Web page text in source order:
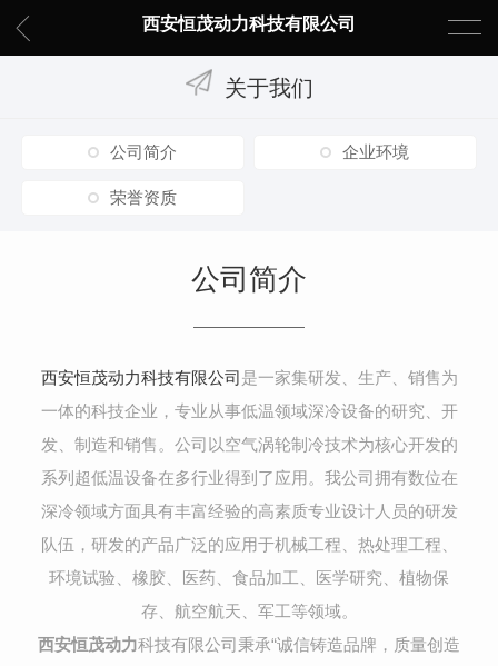
西安恒茂动力科技有限公司
关于我们
公司简介 企业环境
荣誉资质
公司简介
西安恒茂动力科技有限公司是一家集研发、生产、销售为
一体的科技企业，专业从事低温领域深冷设备的研究、开
发、制造和销售。公司以空气涡轮制冷技术为核心开发的
系列超低温设备在多行业得到了应用。我公司拥有数位在
深冷领域方面具有丰富经验的高素质专业设计人员的研发
队伍，研发的产品广泛的应用于机械工程、热处理工程、
环境试验、橡胶、医药、食品加工、医学研究、植物保
存、航空航天、军工等领域。
西安恒茂动力科技有限公司秉承“诚信铸造品牌，质量创造